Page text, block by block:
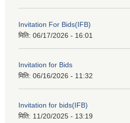
Invitation For Bids(IFB)
मिति: 06/17/2026 - 16:01
Invitation for Bids
मिति: 06/16/2026 - 11:32
Invitation for bids(IFB)
मिति: 11/20/2025 - 13:19